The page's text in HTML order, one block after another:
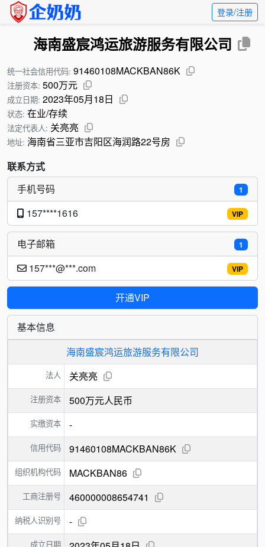
登录/注册
海南盛宸鸿运旅游服务有限公司
统一社会信用代码: 91460108MACKBAN86K
注册资本: 500万元
成立日期: 2023年05月18日
状态: 在业/存续
法定代表人: 关亮亮
地址: 海南省三亚市吉阳区海润路22号房
联系方式
1
手机号码
VIP
157****1616
1
电子邮箱
VIP
157***@***.com
开通VIP
基本信息
海南盛宸鸿运旅游服务有限公司
法人 关亮亮
注册资本 500万元人民币
实缴资本 -
信用代码 91460108MACKBAN86K
组织机构代码 MACKBAN86
工商注册号 460000008654741
纳税人识别号 -
成立日期